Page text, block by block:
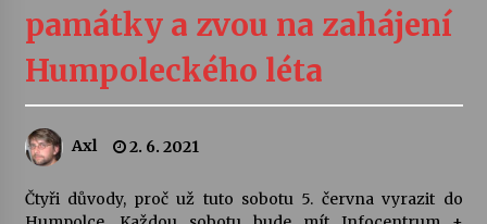
Pozvánka na integrační festival Quijotova
šedesátka: 28. 7.–1. 8. 2026
Jenakaši
památky a zvou na zahájení
Humpoleckého léta
Axl 2. 6. 2021
Čtyři důvody, proč už tuto sobotu 5. června vyrazit do